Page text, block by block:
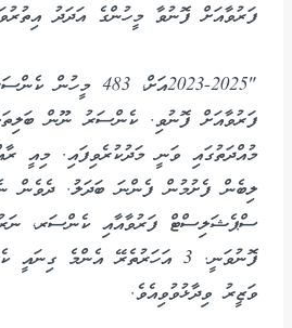
ފަރުވާއަށް ފޮނުވާ މީހުންގެ އަދަދު
"2023-2025އަށް،
މުއްދަތުގައި ވަނީ މަދުކުރެވިފައި. މިއީ
ލިބެން ފެށުމުން ފެންނަ ބަދަލު. ދެވެން
ސްޕެޝަލިސްޓް ފަރުވާއާއި ކެންސަރ،
ފޮނުވަނީ. 3 އަހަރުތެރޭ އެންމެ
ވަޒީރު ވިދާޅުވުވިއެވެ.